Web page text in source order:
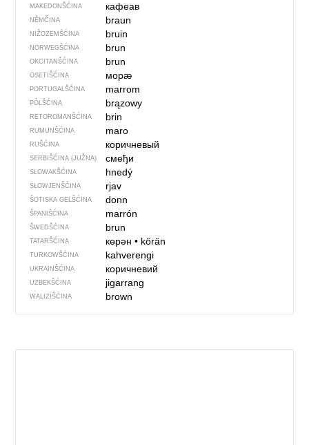
MAKEDONŠĆINA кафеав
NĚMČINA braun
NIŽOZEMŠĆINA bruin
NORWEGŠĆINA brun
OKCITANŠĆINA brun
OSETIŠĆINA морӕ
PORTUGALŠĆINA marrom
PÓLŠĆINA brązowy
RETOROMANŠĆINA brin
RUMUNŠĆINA maro
RUŠĆINA коричневый
SERBIŠĆINA (JUŽNA) смеђи
SŁOWAKŠĆINA hnedý
SŁOWJENŠĆINA rjav
ŠOTISKA GELŠĆINA donn
ŠPANIŠĆINA marrón
ŠWEDŠĆINA brun
TATARŠĆINA көрән• körän
TURKOWŠĆINA kahverengi
UKRAINŠĆINA коричневий
UZBEKŠĆINA jigarrang
WALIZIŠĆINA brown